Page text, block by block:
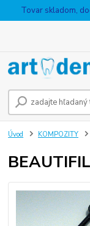
Tovar skladom,
Úvod KOMPOZITY